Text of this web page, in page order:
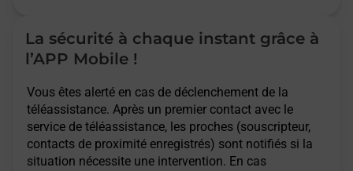
La sécurité à chaque instant grâce à
l’APP Mobile !
Vous êtes alerté en cas de déclenchement de la
téléassistance. Après un premier contact avec le
service de téléassistance, les proches (souscripteur,
contacts de proximité enregistrés) sont notifiés si la
situation nécessite une intervention. En cas